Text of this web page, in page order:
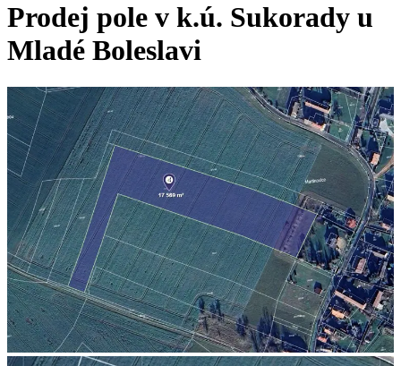
Prodej pole v k.ú. Sukorady u
Mladé Boleslavi